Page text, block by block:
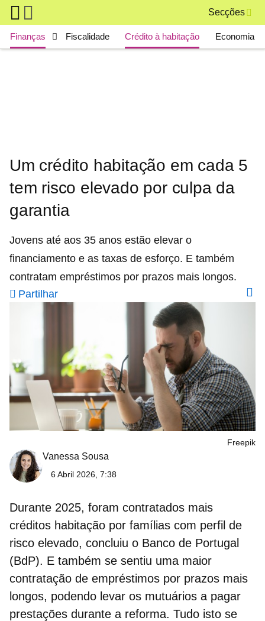
Skip to main content
Secções
Main navigation
Finanças Fiscalidade Crédito à habitação Economia
Um crédito habitação em cada 5
tem risco elevado por culpa da
garantia
Jovens até aos 35 anos estão elevar o
financiamento e as taxas de esforço. E também
contratam empréstimos por prazos mais longos.
Partilhar
Freepik
Vanessa Sousa
6 Abril 2026, 7:38
Durante 2025, foram contratados mais
créditos habitação por famílias com perfil de
risco elevado, concluiu o Banco de Portugal
(BdP). E também se sentiu uma maior
contratação de empréstimos por prazos mais
longos, podendo levar os mutuários a pagar
prestações durante a reforma. Tudo isto se